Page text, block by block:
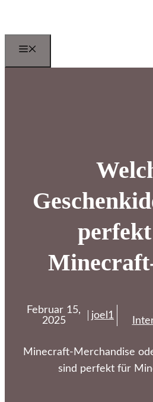
springen
Februar 15,
2025
joel1
Minecraft-Merchandise
sind perfekt für